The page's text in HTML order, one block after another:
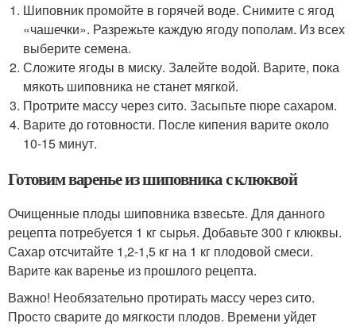
Шиповник промойте в горячей воде. Снимите с ягод
«чашечки». Разрежьте каждую ягоду пополам. Из всех
выберите семена.
Сложите ягоды в миску. Залейте водой. Варите, пока
мякоть шиповника не станет мягкой.
Протрите массу через сито. Засыпьте пюре сахаром.
Варите до готовности. После кипения варите около
10-15 минут.
Готовим варенье из шиповника с клюквой
Очищенные плоды шиповника взвесьте. Для данного
рецепта потребуется 1 кг сырья. Добавьте 300 г клюквы.
Сахар отсчитайте 1,2-1,5 кг на 1 кг плодовой смеси.
Варите как варенье из прошлого рецепта.
Важно! Необязательно протирать массу через сито.
Просто сварите до мягкости плодов. Времени уйдет